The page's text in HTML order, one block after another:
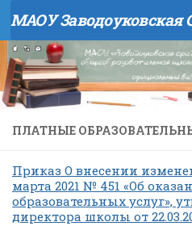
Перейти к
МАОУ
ПЛАТНЫЕ
Приказ О внесении
марта 2021 № 451 «Об
образовательных услуг»,
директора школы от